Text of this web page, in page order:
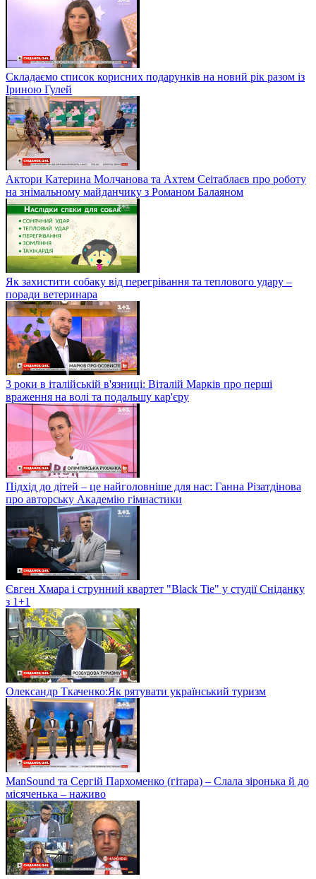
Складаємо список корисних подарунків на новий рік разом із
Іриною Гулей
Актори Катерина Молчанова та Ахтем Сеітаблаєв про роботу
на знімальному майданчику з Романом Балаяном
Як захистити собаку від перегрівання та теплового удару –
поради ветеринара
3 роки в італійській в'язниці: Віталій Марків про перші
враження на волі та подальшу кар'єру
Підхід до дітей – це найголовніше для нас: Ганна Різатдінова
про авторську Академію гімнастики
Євген Хмара і струнний квартет "Black Tie" у студії Сніданку
з 1+1
Олександр Ткаченко:Як рятувати український туризм
ManSound та Сергій Пархоменко (гітара) – Слала зіронька й до
місяченька – наживо